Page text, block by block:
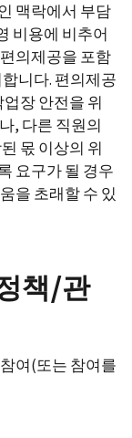
맥락에서 부담
비용에 비추어
의제공을 포함
니다. 편의제공
장 안전을 위
, 다른 직원의
몫 이상의 위
요구가 될 경우
을 초래할 수 있
책/관
여(또는 참여를